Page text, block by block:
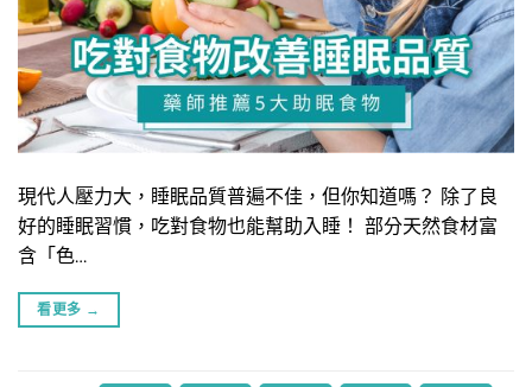
現代人壓力大，睡眠品質普遍不佳，但你知道嗎？ 除了良
好的睡眠習慣，吃對食物也能幫助入睡！ 部分天然食材富
含「色…
看更多 →